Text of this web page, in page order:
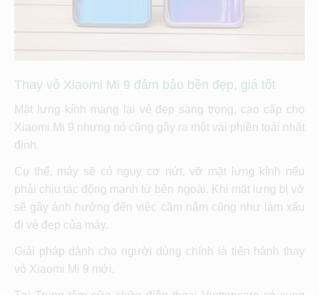
Thay vỏ Xiaomi Mi 9 đảm bảo bền đẹp, giá tốt
Mặt lưng kính mang lại vẻ đẹp sang trọng, cao cấp cho
Xiaomi Mi 9 nhưng nó cũng gây ra một vài phiền toái nhất
định.
Cụ thể, máy sẽ có nguy cơ nứt, vỡ mặt lưng kính nếu
phải chịu tác động mạnh từ bên ngoài. Khi mặt lưng bị vỡ
sẽ gây ảnh hưởng đến việc cầm nắm cũng như làm xấu
đi vẻ đẹp của máy.
Giải pháp dành cho người dùng chính là tiến hành thay
vỏ Xiaomi Mi 9 mới.